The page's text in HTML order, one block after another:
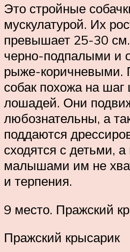
Это стройные
мускулатурой. Их
превышает 25-30
черно-подпалыми и
рыже-коричневыми.
собак похожа на шаг
лошадей. Они
любознательны, а
поддаются
сходятся с детьми, а
малышами им не
и терпения.
9 место. Пражский
Пражский крысарик